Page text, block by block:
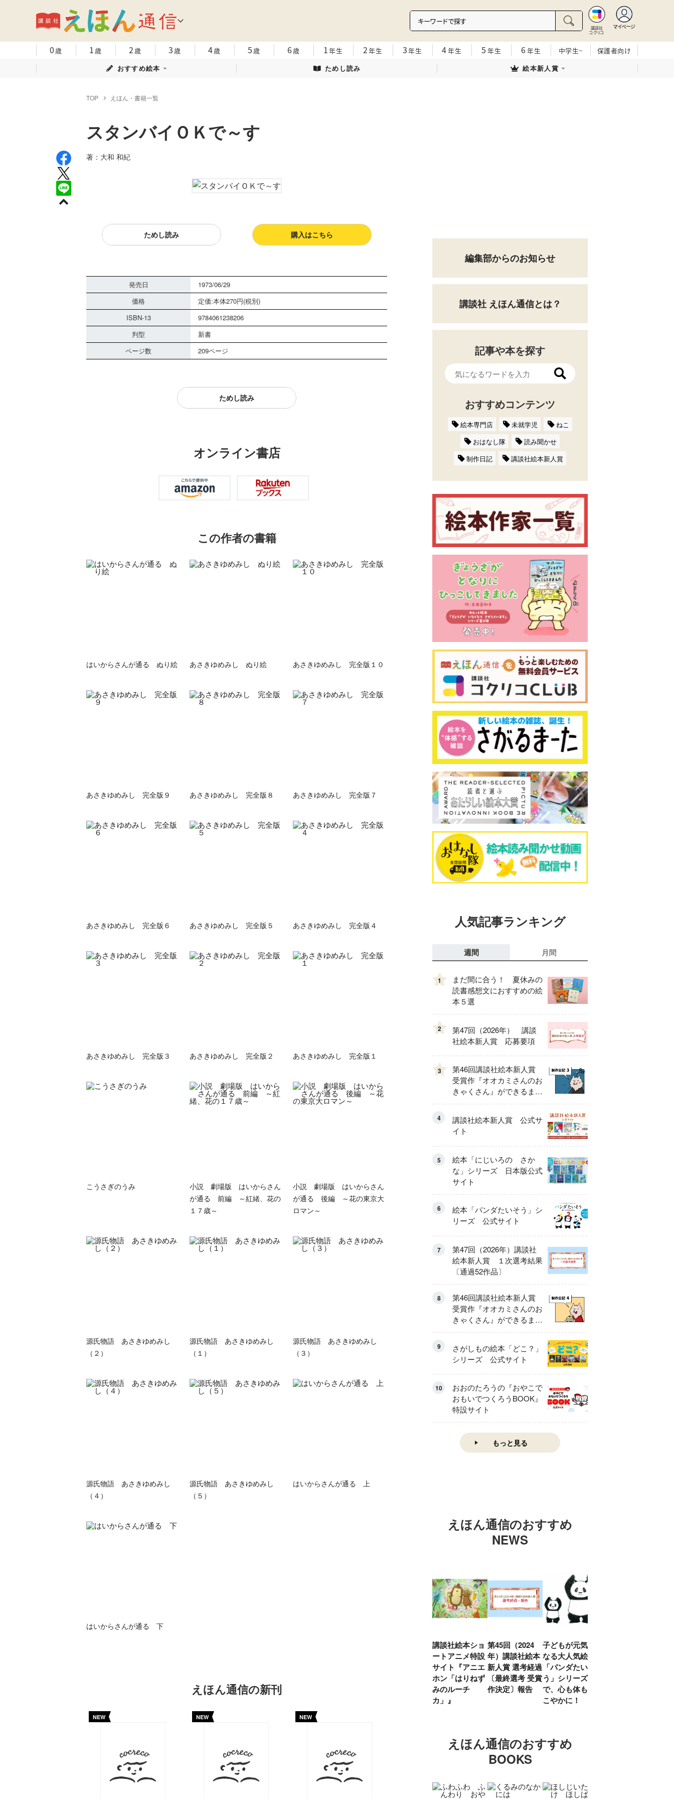
講談社
コクリコ
マイページ
0歳 1歳 2歳 3歳 4歳 5歳 6歳 1年生 2年生 3年生 4年生 5 年生 6 年生 中学生~
保護者向け
おすすめ絵本
ためし読み 絵本新人賞
TOP えほん・書籍一覧
スタンバイＯＫで～す
著：大和 和紀
ためし読み 購入はこちら
発売日
1973/06/29
価格
定価:本体270円(税別)
ISBN-13
9784061238206
判型
新書
ページ数
209ページ
ためし読み
オンライン書店
この作者の書籍
はいからさんが通る ぬり絵 あさきゆめみし ぬり絵 あさきゆめみし 完全版１０
あさきゆめみし 完全版９ あさきゆめみし 完全版８ あさきゆめみし 完全版７
あさきゆめみし 完全版６ あさきゆめみし 完全版５ あさきゆめみし 完全版４
あさきゆめみし 完全版３ あさきゆめみし 完全版２ あさきゆめみし 完全版１
こうさぎのうみ
小説 劇場版 はいからさん
が通る 前編 ～紅緒、花の
１７歳～
小説 劇場版 はいからさん
が通る 後編 ～花の東京大
ロマン～
源氏物語 あさきゆめみし
（２）
源氏物語 あさきゆめみし
（１）
源氏物語 あさきゆめみし
（３）
源氏物語 あさきゆめみし
（４）
源氏物語 あさきゆめみし
（５）
はいからさんが通る 上
はいからさんが通る 下
えほん通信の新刊
NEW NEW NEW
編集部からのお知らせ
講談社 えほん通信とは？
記事や本を探す
おすすめコンテンツ
絵本専門店 未就学児
ねこ
おはなし隊
読み聞かせ
制作日記
講談社絵本新人賞
人気記事ランキング
週間 月間
1
まだ間に合う！ 夏休みの
読書感想文におすすめの絵
本５選
2
第47回（2026年） 講談
社絵本新人賞 応募要項
3
第46回講談社絵本新人賞
受賞作『オオカミさんのお
きゃくさん』ができるまで
③
4
講談社絵本新人賞 公式サ
イト
5
絵本「にじいろの さか
な」シリーズ 日本版公式
サイト
6
絵本「パンダたいそう」シ
リーズ 公式サイト
7
第47回（2026年）講談社
絵本新人賞 １次選考結果
〔通過52作品〕
8
第46回講談社絵本新人賞
受賞作『オオカミさんのお
きゃくさん』ができるまで
④
9
さがしもの絵本「どこ？」
シリーズ 公式サイト
10
おおのたろうの『おやこで
おもいでつくろうBOOK』
特設サイト
もっと見る
えほん通信のおすすめ
NEWS
講談社絵本ショ
ートアニメ特設
サイト『アニエ
ホン「はりねず
みのルーチ
カ」』
第45回（2024
年）講談社絵本
新人賞 選考経過
〔最終選考 受賞
作決定〕報告
子どもが元気に
なる大人気絵本
「パンダたいそ
う」シリーズ
で、心も体もす
こやかに！
えほん通信のおすすめ
BOOKS